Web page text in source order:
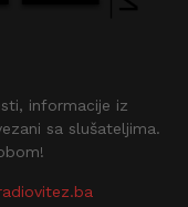
informacije iz
sa slušateljima.